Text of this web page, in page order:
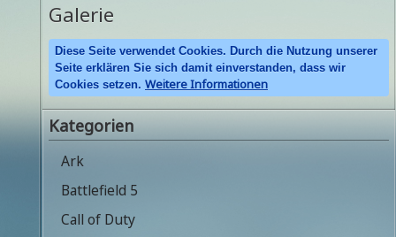
Galerie
Diese Seite verwendet Cookies. Durch die Nutzung unserer
Seite erklären Sie sich damit einverstanden, dass wir
Cookies setzen. Weitere Informationen
Kategorien
Ark
Battlefield 5
Call of Duty